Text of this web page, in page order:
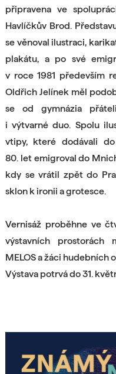
připravena ve
Havlíčkův Brod.
se věnoval ilustraci,
plakátu, a po své
v roce 1981 především
Oldřich Jelínek měl
se od gymnázia
i výtvarné duo. Spolu
vtipy, které dodávali
80. let emigroval do
kdy se vrátil zpět do
sklon k ironii a grotesce.
Vernisáž proběhne ve
výstavních prostorách
MELOS a žáci hudebních
Výstava potrvá do 31.